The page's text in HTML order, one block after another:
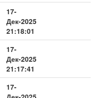
17-
Дек-2025
21:18:01
17-
Дек-2025
21:17:41
17-